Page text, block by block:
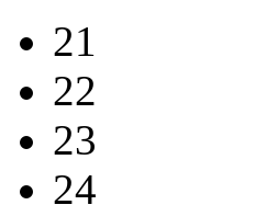
21
22
23
24